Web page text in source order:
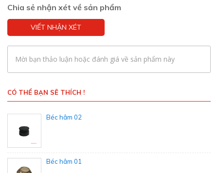
Chia sẻ nhận xét về sản phẩm
VIẾT NHẬN XÉT
Mời bạn thảo luận hoặc đánh giá về sản phẩm này
CÓ THỂ BẠN SẼ THÍCH !
Béc hâm 02
Béc hâm 01